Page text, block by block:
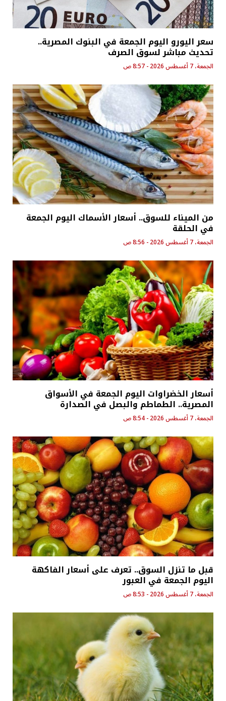
سعر اليورو اليوم الجمعة في البنوك المصرية..
تحديث مباشر لسوق الصرف
الجمعة، 7 أغسطس 2026 - 8:57 ص
من الميناء للسوق.. أسعار الأسماك اليوم الجمعة
في الحلقة
الجمعة، 7 أغسطس 2026 - 8:56 ص
أسعار الخضراوات اليوم الجمعة في الأسواق
المصرية.. الطماطم والبصل في الصدارة
الجمعة، 7 أغسطس 2026 - 8:54 ص
قبل ما تنزل السوق.. تعرف على أسعار الفاكهة
اليوم الجمعة في العبور
الجمعة، 7 أغسطس 2026 - 8:53 ص